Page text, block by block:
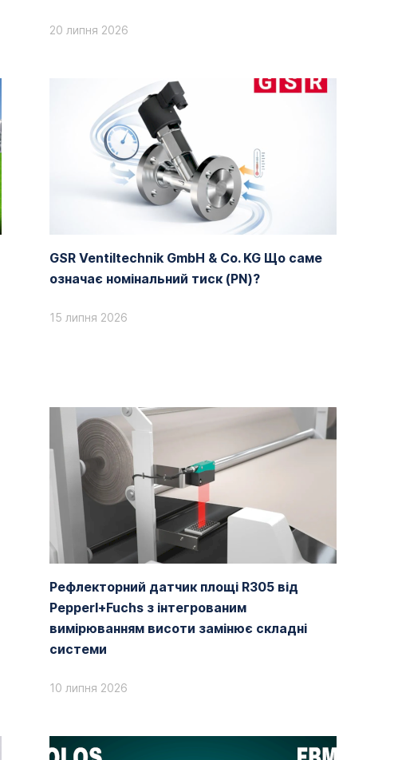
20 липня 2026
GSR Ventiltechnik GmbH & Co. KG Що саме
означає номінальний тиск (PN)?
15 липня 2026
Рефлекторний датчик площі R305 від
Pepperl+Fuchs з інтегрованим
вимірюванням висоти замінює складні
системи
10 липня 2026